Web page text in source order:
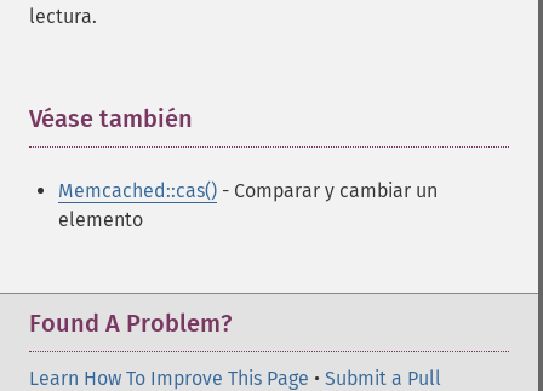
lectura.
Véase también
Memcached::cas() - Comparar y cambiar un
elemento
Found A Problem?
Learn How To Improve This Page • Submit a Pull